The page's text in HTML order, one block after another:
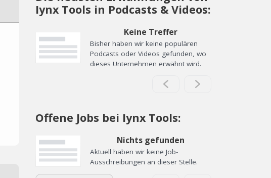
Iynx Tools in Podcasts & Videos:
Keine Treffer
Bisher haben wir keine populären
Podcasts oder Videos gefunden, wo
dieses Unternehmen erwähnt wird.
Offene Jobs bei Iynx Tools:
Nichts gefunden
Aktuell haben wir keine Job-
Ausschreibungen an dieser Stelle.